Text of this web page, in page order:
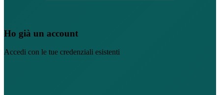
Ho già un account
Accedi con le tue credenziali esistenti